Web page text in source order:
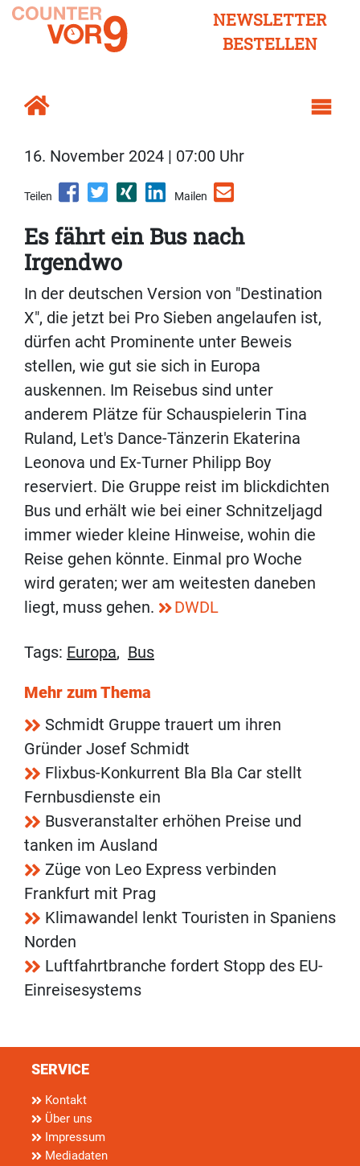
NEWSLETTER
BESTELLEN
16. November 2024 | 07:00 Uhr
Teilen Mailen
Es fährt ein Bus nach
Irgendwo
In der deutschen Version von "Destination
X", die jetzt bei Pro Sieben angelaufen ist,
dürfen acht Prominente unter Beweis
stellen, wie gut sie sich in Europa
auskennen. Im Reisebus sind unter
anderem Plätze für Schauspielerin Tina
Ruland, Let's Dance-Tänzerin Ekaterina
Leonova und Ex-Turner Philipp Boy
reserviert. Die Gruppe reist im blickdichten
Bus und erhält wie bei einer Schnitzeljagd
immer wieder kleine Hinweise, wohin die
Reise gehen könnte. Einmal pro Woche
wird geraten; wer am weitesten daneben
liegt, muss gehen.
DWDL
Tags: Europa, Bus
Mehr zum Thema
Schmidt Gruppe trauert um ihren
Gründer Josef Schmidt
Flixbus-Konkurrent Bla Bla Car stellt
Fernbusdienste ein
Busveranstalter erhöhen Preise und
tanken im Ausland
Züge von Leo Express verbinden
Frankfurt mit Prag
Klimawandel lenkt Touristen in Spaniens
Norden
Luftfahrtbranche fordert Stopp des EU-
Einreisesystems
SERVICE
Kontakt
Über uns
Impressum
Mediadaten